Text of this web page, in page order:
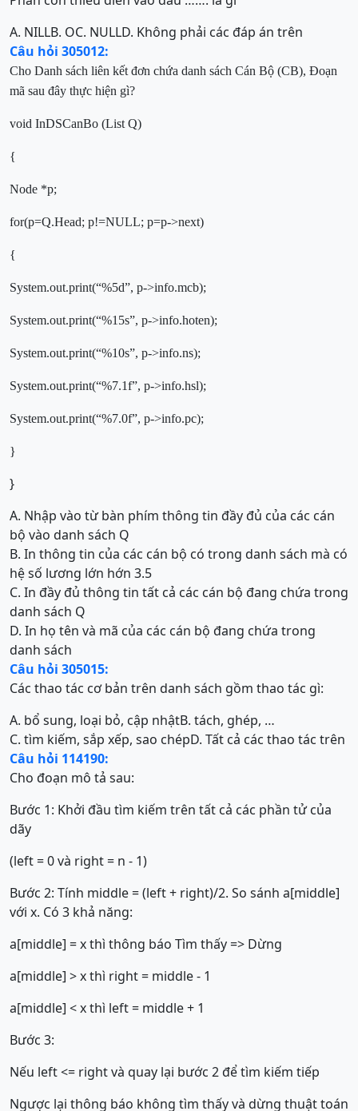
A. NILLB. OC. NULLD. Không phải các đáp án trên
Câu hỏi 305012:
Cho Danh sách liên kết đơn chứa danh sách Cán Bộ (CB), Đoạn
mã sau đây thực hiện gì?
void InDSCanBo (List Q)
{
Node *p;
for(p=Q.Head; p!=NULL; p=p->next)
{
System.out.print(“%5d”, p->info.mcb);
System.out.print(“%15s”, p->info.hoten);
System.out.print(“%10s”, p->info.ns);
System.out.print(“%7.1f”, p->info.hsl);
System.out.print(“%7.0f”, p->info.pc);
}
}
A. Nhập vào từ bàn phím thông tin đầy đủ của các cán
bộ vào danh sách Q
B. In thông tin của các cán bộ có trong danh sách mà có
hệ số lương lớn hớn 3.5
C. In đầy đủ thông tin tất cả các cán bộ đang chứa trong
danh sách Q
D. In họ tên và mã của các cán bộ đang chứa trong
danh sách
Câu hỏi 305015:
Các thao tác cơ bản trên danh sách gồm thao tác gì:
A. bổ sung, loại bỏ, cập nhậtB. tách, ghép, …
C. tìm kiếm, sắp xếp, sao chépD. Tất cả các thao tác trên
Câu hỏi 114190:
Cho đoạn mô tả sau:
Bước 1: Khởi đầu tìm kiếm trên tất cả các phần tử của
dãy
(left = 0 và right = n - 1)
Bước 2: Tính middle = (left + right)/2. So sánh a[middle]
với x. Có 3 khả năng:
a[middle] = x thì thông báo Tìm thấy => Dừng
a[middle] > x thì right = middle - 1
a[middle] < x thì left = middle + 1
Bước 3:
Nếu left <= right và quay lại bước 2 để tìm kiếm tiếp
Ngược lại thông báo không tìm thấy và dừng thuật toán